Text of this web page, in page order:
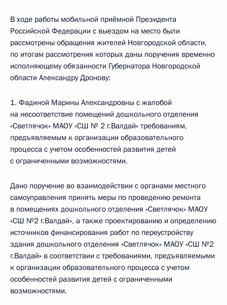
В ходе работы мобильной приёмной Президента
Российской Федерации с выездом на место были
рассмотрены обращения жителей Новгородской области,
по итогам рассмотрения которых даны поручения временно
исполняющему обязанности Губернатора Новгородской
области Александру Дронову:
1. Фадиной Марины Александровны с жалобой
на несоответствие помещений дошкольного отделения
«Светлячок» МАОУ «СШ № 2 г.Валдай» требованиям,
предъявляемым к организации образовательного
процесса с учетом особенностей развития детей
с ограниченными возможностями.
Дано поручение во взаимодействии с органами местного
самоуправления принять меры по проведению ремонта
в помещениях дошкольного отделения «Светлячок» МАОУ
«СШ №2 г.Валдай», а также проектированию и определению
источников финансирования работ по переустройству
здания дошкольного отделения «Светлячок» МАОУ «СШ №2
г.Валдай» в соответствии с требованиями, предъявляемыми
к организации образовательного процесса с учетом
особенностей развития детей с ограниченными
возможностями.